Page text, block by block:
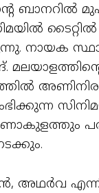
ബാനറില്‍
നായക
അഥര്‍വ